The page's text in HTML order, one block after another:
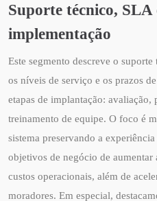
Suporte técnico, SLA
implementação
Este segmento descreve o
os níveis de serviço e os prazos
etapas de implantação:
treinamento de equipe. O foco é
sistema preservando a
objetivos de negócio de aumentar
custos operacionais, além de
moradores. Em especial,